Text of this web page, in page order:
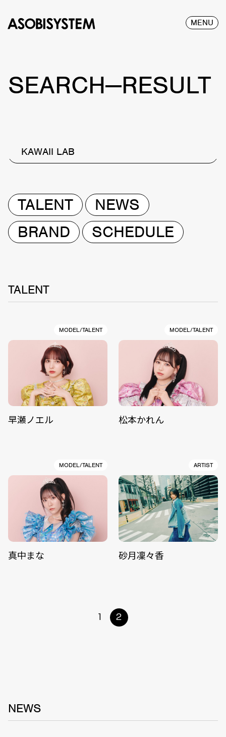
MENU
SEARCH—RESULT
KAWAII LAB
TALENT
NEWS
BRAND
SCHEDULE
TALENT
MODEL/TALENT
早瀬ノエル
MODEL/TALENT
松本かれん
MODEL/TALENT
真中まな
ARTIST
砂月凜々香
1 2
NEWS